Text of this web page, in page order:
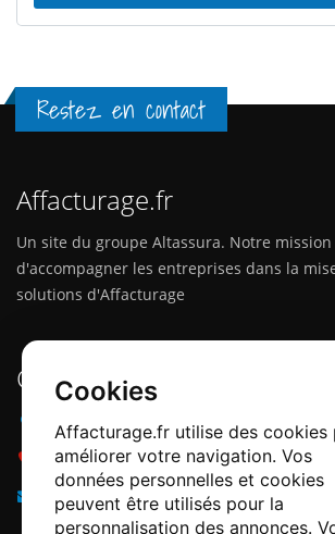
Cookies
Affacturage.fr utilise des cookies
améliorer votre navigation. Vos
données personnelles et cookies
peuvent être utilisés pour la
personnalisation des annonces.
Restez en contact
Affacturage.fr
Un site du groupe Altassura. Notre mission
d'accompagner les entreprises dans la
solutions d'Affacturage
Contactez-nous
Adresse :
12 Quai Papacino, 06300 Nice
Téléphone :0184218540
info@affacturage.fr